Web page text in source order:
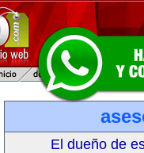
El dueño de